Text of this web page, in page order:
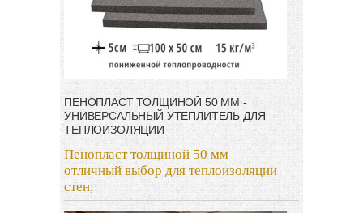
ПЕНОПЛАСТ ТОЛЩИНОЙ 50 ММ -
УНИВЕРСАЛЬНЫЙ УТЕПЛИТЕЛЬ ДЛЯ
ТЕПЛОИЗОЛЯЦИИ
Пенопласт толщиной 50 мм —
отличный выбор для теплоизоляции
стен,